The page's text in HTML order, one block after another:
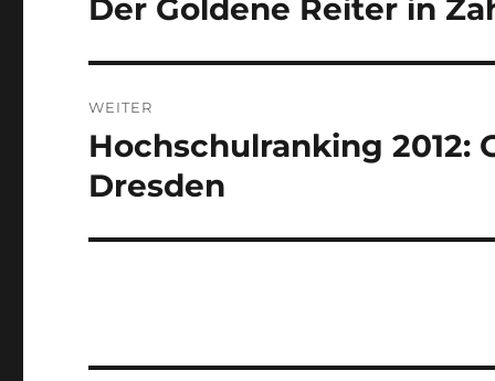
Der Goldene Reiter in
WEITER
Nächster
Beitrag:
Hochschulranking 2012:
Dresden